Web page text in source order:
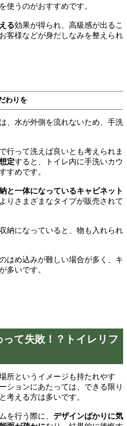
を使うのがおすすめです。
る効果が得られ、高級感が出るこ
客様などが身だしなみを整えられ
わりを
、水が外側を流れないため、手洗
行って洗えば良いとも考えられま
定すると、トイレ内に手洗いカウ
すめです。
と一体になっているキャビネット
りさまざまなタイプが販売されて
納になっていると、物も入れられ
はめ込みが難しい場合が多く、キ
多いです。
て失敗！？トイレリフ
所というイメージも持たれやす
ションにあたっては、できる限り
考える方は多いです。
を行う際に、 デザインばかりに気